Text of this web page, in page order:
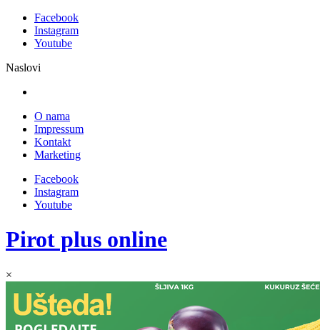
Facebook
Instagram
Youtube
Naslovi
O nama
Impressum
Kontakt
Marketing
Facebook
Instagram
Youtube
Pirot plus online
×